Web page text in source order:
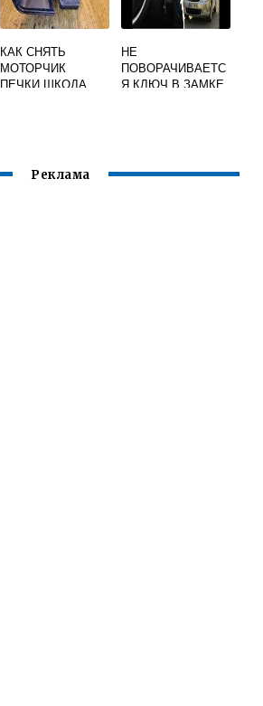
КАК СНЯТЬ
МОТОРЧИК
ПЕЧКИ ШКОДА
НЕ
ПОВОРАЧИВАЕТС
Я КЛЮЧ В ЗАМКЕ
Реклама